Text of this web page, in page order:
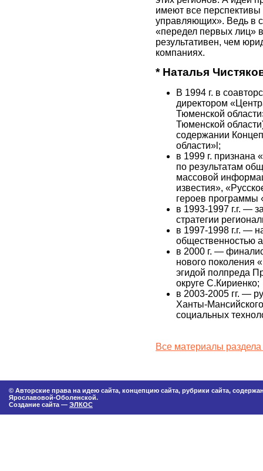
имеют все
управляющих». Ведь в
«передел первых лиц»
результативен, чем
компаниях.
* Наталья
В 1994 г. в
директором
Тюменской
Тюменской
содержании
области»l;
в 1999 г. признана
по результатам
массовой
известия»,
героев программы
в 1993-1997 г.г. —
стратегии
в 1997-1998 г.г. —
общественностью
в 2000 г. —
нового поколения
эгидой полпреда
округе С.Кириенко;
в 2003-2005 гг. —
Ханты-
социальных
Все материалы
© Авторские права на идею сайта, концепцию сайта, рубрики сайта,
Ярославовой-Оболенской.
Создание сайта — ЭЛКОС